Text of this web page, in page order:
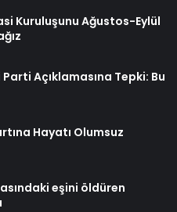
Kuruluşunu Ağustos-Eylül
Parti Açıklamasına Tepki: Bu
Hayatı Olumsuz
eşini öldüren